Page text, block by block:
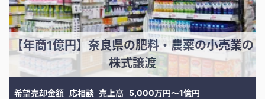
【年商1億円】奈良県の肥料・農薬の小売業の
株式譲渡
希望売却金額 応相談 売上高
5,000万円〜1億円